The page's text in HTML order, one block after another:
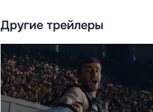
Другие трейлеры